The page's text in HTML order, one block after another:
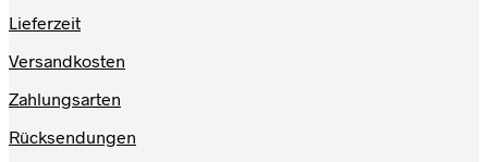
Lieferzeit
Versandkosten
Zahlungsarten
Rücksendungen